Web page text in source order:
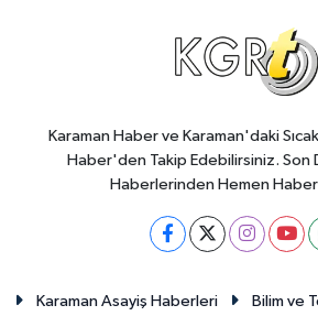
Karaman Haber ve Karaman'daki
Haber'den Takip Edebilirsiniz. Son
Haberlerinden Hemen
Karaman Asayiş Haberleri
Bilim ve